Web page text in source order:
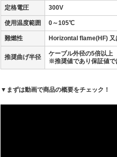
定格電圧 300V
使用温度範囲 0～105℃
難燃性 Horizontal flame(HF)
推奨曲げ半径
ケーブル外径の5倍以上
※推奨値であり保証値で
▼まずは動画で商品の概要をチェック！